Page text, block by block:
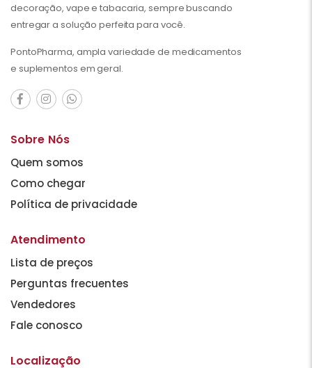
decoração, vape e tabacaria, sempre buscando
entregar a solução perfeita para você.
PontoPharma, ampla variedade de medicamentos
e suplementos em geral.
Sobre Nós
Quem somos
Como chegar
Política de privacidade
Atendimento
Lista de preços
Perguntas frecuentes
Vendedores
Fale conosco
Localização